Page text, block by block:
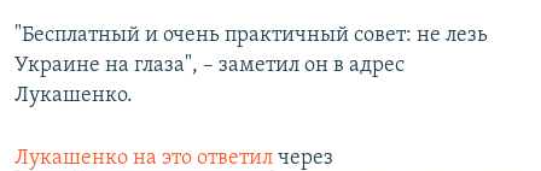
"Бесплатный и очень практичный совет: не лезь
Украине на глаза", – заметил он в адрес
Лукашенко.
Лукашенко на это ответил через